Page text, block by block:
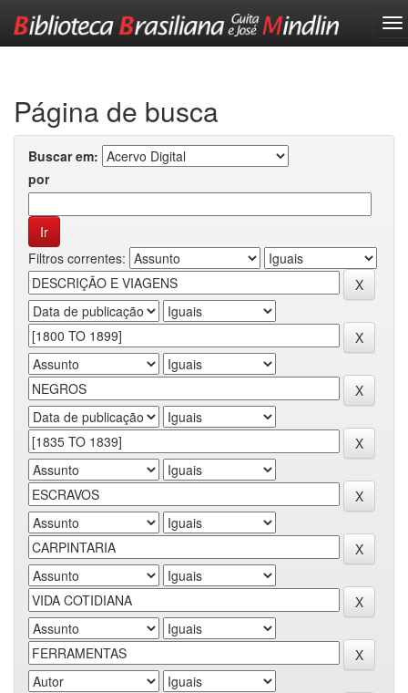
Página de busca
Buscar em:
por
Filtros correntes: